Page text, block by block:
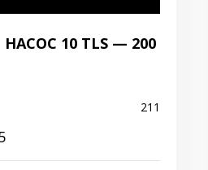
10 TLS — 200
211